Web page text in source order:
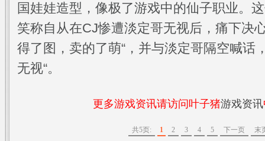
国娃娃造型，像极了游戏中的仙子职业。
笑称自从在CJ惨遭淡定哥无视后，痛下决
得了图，卖的了萌“，并与淡定哥隔空喊话
无视“。
更多游戏资讯请访问叶子猪游戏资讯
共5页: 1 2 3 4 5 下一页
末